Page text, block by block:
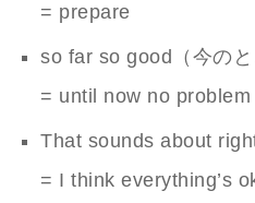
= prepare
so far so good（今のと
= until now no problem
That sounds about
= I think everything’s